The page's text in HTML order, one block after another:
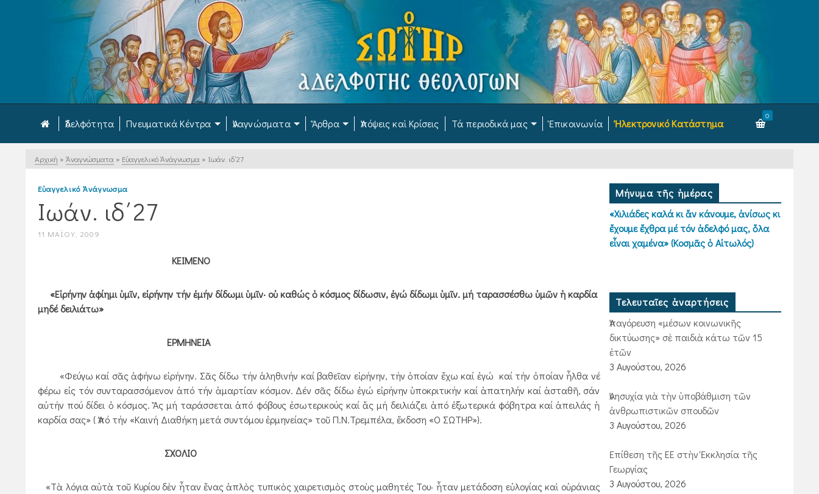
Ἀδελφότητα Πνευματικά Κέντρα Ἀναγνώσματα Ἄρθρα Ἀπόψεις καὶ Κρίσεις Τά περιοδικά μας Ἐπικοινωνία Ἠλεκτρονικό Κατάστημα
0
Αρχική » Ἀναγνώσματα » Εὐαγγελικό Ἀνάγνωσμα » Ιωάν. ιδ΄27
Εὐαγγελικό Ἀνάγνωσμα
Ιωάν. ιδ΄27
11 ΜΑΪ́ΟΥ, 2009
ΚΕΙΜΕΝΟ
«Εἰρήνην ἀφίημι ὑμῖν, εἰρήνην τήν ἐμήν δίδωμι ὑμῖν· οὐ καθώς ὁ κόσμος δίδωσιν, ἐγώ δίδωμι ὑμῖν. μή ταρασσέσθω ὑμῶν ἠ καρδία
μηδέ δειλιάτω»
ΕΡΜΗΝΕΙΑ
«Φεύγω καί σᾶς ἀφήνω εἰρήνην. Σᾶς δίδω τήν ἀληθινήν καί βαθεῖαν εἰρήνην, τήν ὁποίαν ἔχω καί ἐγώ καί τήν ὀποίαν ἦλθα νέ
φέρω εἰς τόν συνταρασσόμενον ἀπό τήν ἁμαρτίαν κόσμον. Δέν σᾶς δίδω ἐγώ εἰρήνην ὑποκριτικήν καί ἀπατηλήν καί ἀσταθῆ, σάν
αὐτήν πού δίδει ὁ κόσμος. Ἄς μή ταράσσεται ἀπό φόβους ἐσωτερικούς καί ἄς μή δειλιάζει ἀπό ἐξωτερικά φόβητρα καί ἀπειλάς ἡ
καρδία σας» ( Ἀπό τήν «Καινή Διαθήκη μετά συντόμου ἑρμηνείας» τοῦ Π.Ν.Τρεμπέλα, ἔκδοση «Ο ΣΩΤΗΡ»).
ΣΧΟΛΙΟ
«Τὰ λόγια αὐτὰ τοῦ Κυρίου δὲν ἦταν ἕνας ἁπλὸς τυπικὸς χαιρετισμὸς στοὺς μαθητές Του· ἦταν μετάδοση εὐλογίας καὶ οὐράνιας
Μήνυμα τῆς ἡμέρας
«Χιλιάδες καλά κι ἄν κάνουμε, ἀνίσως κι
ἔχουμε ἔχθρα μέ τόν ἀδελφό μας, ὅλα
εἶναι χαμένα» (Κοσμᾶς ὁ Αἰτωλός)
Τελευταῖες ἀναρτήσεις
Ἀπαγόρευση «μέσων κοινωνικῆς
δικτύωσης» σὲ παιδιὰ κάτω τῶν 15
ἐτῶν
3 Αυγούστου, 2026
Ἀνησυχία γιὰ τὴν ὑποβάθμιση τῶν
ἀνθρωπιστικῶν σπουδῶν
3 Αυγούστου, 2026
Ἐπίθεση τῆς ΕΕ στὴν Ἐκκλησία τῆς
Γεωργίας
3 Αυγούστου, 2026